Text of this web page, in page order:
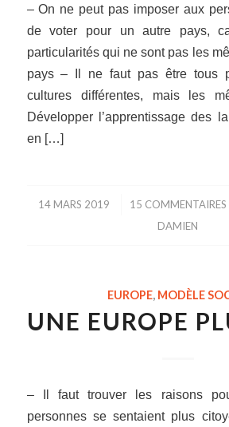
– On ne peut pas imposer aux
de voter pour un autre pays,
particularités qui ne sont pas les
pays – Il ne faut pas être tous
cultures différentes, mais les
Développer l’apprentissage des
en […]
14 MARS 2019
/ 15 COMMENTAIRES
/
DAMIEN
EUROPE, MODÈLE
UNE EUROPE
– Il faut trouver les raisons
personnes se sentaient plus